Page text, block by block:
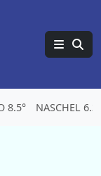
8.5° NASCHEL 6.3°